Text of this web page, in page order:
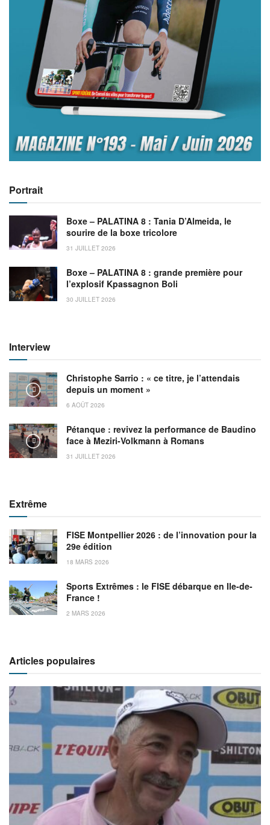
Portrait
Boxe – PALATINA 8 : Tania D’Almeida, le
sourire de la boxe tricolore
31 JUILLET 2026
Boxe – PALATINA 8 : grande première pour
l’explosif Kpassagnon Boli
30 JUILLET 2026
Interview
Christophe Sarrio : « ce titre, je l’attendais
depuis un moment »
6 AOÛT 2026
Pétanque : revivez la performance de Baudino
face à Meziri-Volkmann à Romans
31 JUILLET 2026
Extrême
FISE Montpellier 2026 : de l’innovation pour la
29e édition
18 MARS 2026
Sports Extrêmes : le FISE débarque en Ile-de-
France !
2 MARS 2026
Articles populaires